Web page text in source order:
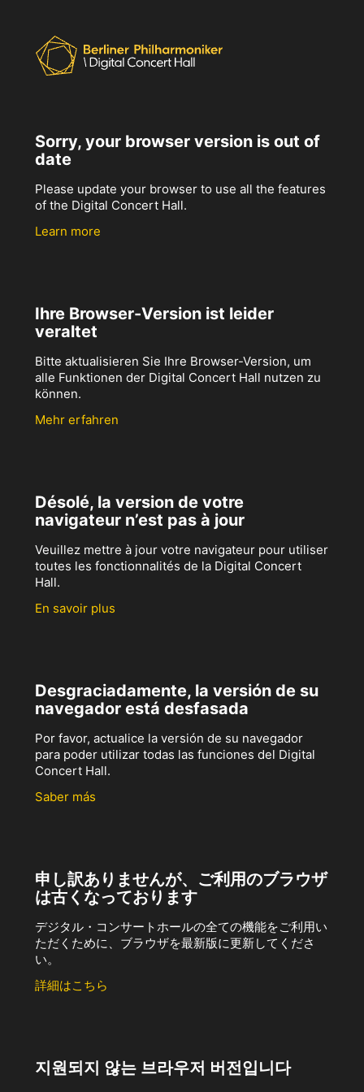
Sorry, your browser version is out of
date
Please update your browser to use all the features
of the Digital Concert Hall.
Learn more
Ihre Browser-Version ist leider
veraltet
Bitte aktualisieren Sie Ihre Browser-Version, um
alle Funktionen der Digital Concert Hall nutzen zu
können.
Mehr erfahren
Désolé, la version de votre
navigateur n’est pas à jour
Veuillez mettre à jour votre navigateur pour utiliser
toutes les fonctionnalités de la Digital Concert
Hall.
En savoir plus
Desgraciadamente, la versión de su
navegador está desfasada
Por favor, actualice la versión de su navegador
para poder utilizar todas las funciones del Digital
Concert Hall.
Saber más
申し訳ありませんが、ご利用のブラウザ
は古くなっております
デジタル・コンサートホールの全ての機能をご利用い
ただくために、ブラウザを最新版に更新してくださ
い。
詳細はこちら
지원되지 않는 브라우저 버전입니다